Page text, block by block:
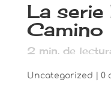
La serie
Camino
2 min. de
Uncategorized 0